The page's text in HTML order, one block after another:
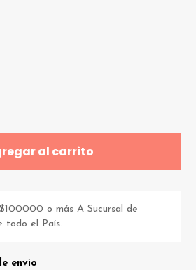
al carrito
o más A Sucursal de
todo el País.
envío